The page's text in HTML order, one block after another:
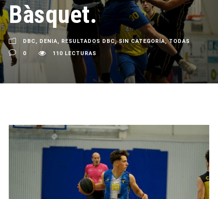
Bàsquet.
DBC, DENIA, RESULTADOS DBC, SIN CATEGORÍA, TODAS
0
110 LECTURAS